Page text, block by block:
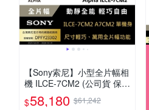
【Sony索尼】小型全片幅相
機 ILCE-7CM2 (公司貨 保固
18+6個月)
$58,180 $61,242